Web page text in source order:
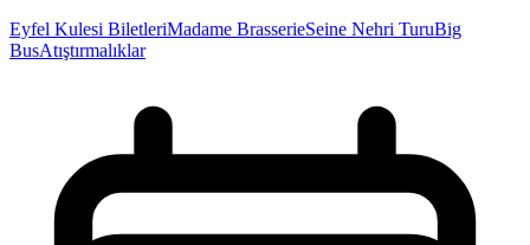
Eyfel Kulesi BiletleriMadame BrasserieSeine Nehri TuruBig
BusAtıştırmalıklar